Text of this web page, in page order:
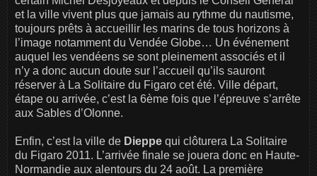
et la ville vivent plus que jamais au rythme du nautisme,
toujours prêts à accueillir les marins de tous horizons à
l’image notamment du Vendée Globe… Un événement
auquel les vendéens se sont pleinement associés et il
n’y a donc aucun doute sur l’accueil qu’ils sauront
réserver à La Solitaire du Figaro cet été. Ville départ,
étape ou arrivée, c’est la 6ème fois que l’épreuve s’arrête
aux Sables d’Olonne.
Enfin, c’est la ville de Dieppe qui clôturera La Solitaire
du Figaro 2011. L’arrivée finale se jouera donc en Haute-
Normandie aux alentours du 24 août. La première